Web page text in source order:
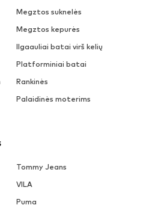
Megztos suknelės
Megztos kepurės
Ilgaauliai batai virš kelių
Platforminiai batai
Rankinės
Palaidinės moterims
Tommy Jeans
VILA
Puma